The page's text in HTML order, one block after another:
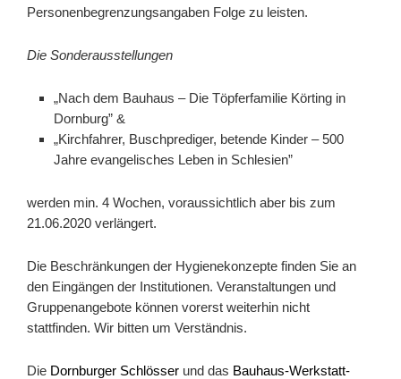
Personenbegrenzungsangaben Folge zu leisten.
Die Sonderausstellungen
„Nach dem Bauhaus – Die Töpferfamilie Körting in
Dornburg” &
„Kirchfahrer, Buschprediger, betende Kinder – 500
Jahre evangelisches Leben in Schlesien”
werden min. 4 Wochen, voraussichtlich aber bis zum
21.06.2020 verlängert.
Die Beschränkungen der Hygienekonzepte finden Sie an
den Eingängen der Institutionen. Veranstaltungen und
Gruppenangebote können vorerst weiterhin nicht
stattfinden. Wir bitten um Verständnis.
Die Dornburger Schlösser und das Bauhaus-Werkstatt-